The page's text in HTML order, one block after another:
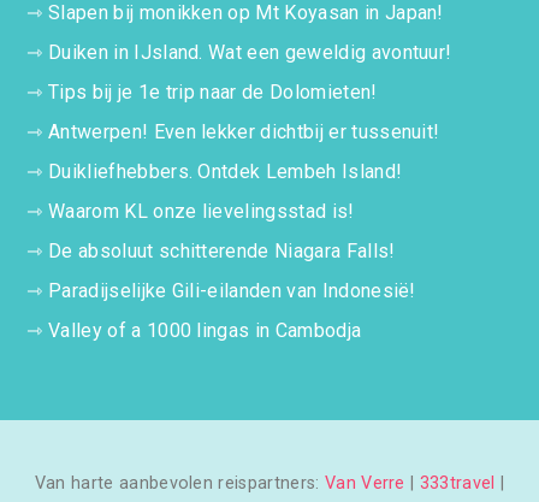
⇾Slapen bij monikken op Mt Koyasan in Japan!
⇾ Duiken in IJsland. Wat een geweldig avontuur!
⇾Tips bij je 1e trip naar de Dolomieten!
⇾Antwerpen! Even lekker dichtbij er tussenuit!
⇾ Duikliefhebbers. Ontdek Lembeh Island!
⇾Waarom KL onze lievelingsstad is!
⇾ De absoluut schitterende Niagara Falls!
⇾ Paradijselijke Gili-eilanden van Indonesië!
⇾Valley of a 1000 lingas in Cambodja
Van harte aanbevolen reispartners: Van Verre 333travel